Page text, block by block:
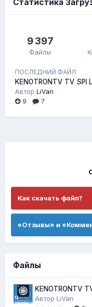
Статистика
9 397
Файлы
ПОСЛЕДНИЙ ФАЙЛ
KENOTRONTV TV SPI
Автор LiVan
9
7
Как скачать файл?
«Отзывы» и
Файлы
KENOTRONTV
Автор LiVan